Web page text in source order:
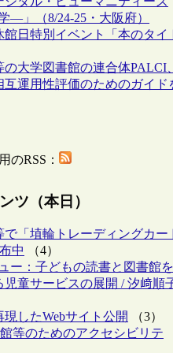
―」（8/24-25・大阪府）
日特別イベント「本のタイ
大学図書館の連合体PALCI、
運用性評価のためのガイド
のRSS：
ツ（本日）
「埴輪トレーディングカー
中
（4）
ー：子どもの読書と図書館を
童サービスの展開 / 汐﨑順
現したWebサイト公開
（3）
等のためのアクセシビリテ